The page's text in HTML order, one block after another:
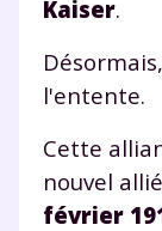
Kaiser.
l'entente.
Cette
nouvel
février